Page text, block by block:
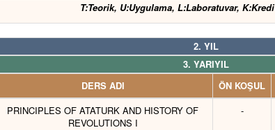
T:Teorik, U:Uygulama, L:Laboratuvar, K:Kredi
2. YIL
3. YARIYIL
DERS ADI ÖN KOŞUL
PRINCIPLES OF ATATURK AND HISTORY OF
REVOLUTIONS I
-